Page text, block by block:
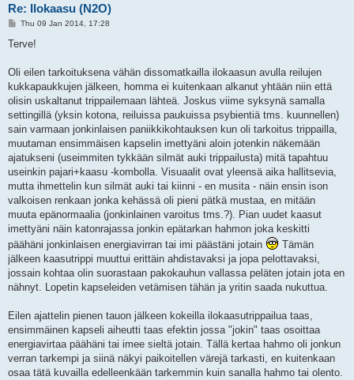
Re: Ilokaasu (N2O)
P
s
Thu 09 Jan 2014, 17:28
Terve!
Oli eilen tarkoituksena vähän dissomatkailla ilokaasun avulla reilujen
kukkapaukkujen jälkeen, homma ei kuitenkaan alkanut yhtään niin että
olisin uskaltanut trippailemaan lähteä. Joskus viime syksynä samalla
settingillä (yksin kotona, reiluissa paukuissa psybientiä tms. kuunnellen)
sain varmaan jonkinlaisen paniikkikohtauksen kun oli tarkoitus trippailla,
muutaman ensimmäisen kapselin imettyäni aloin jotenkin näkemään
ajatukseni (useimmiten tykkään silmät auki trippailusta) mitä tapahtuu
useinkin pajari+kaasu -kombolla. Visuaalit ovat yleensä aika hallitsevia,
mutta ihmettelin kun silmät auki tai kiinni - en musita - näin ensin ison
valkoisen renkaan jonka kehässä oli pieni pätkä mustaa, en mitään
muuta epänormaalia (jonkinlainen varoitus tms.?). Pian uudet kaasut
imettyäni näin katonrajassa jonkin epätarkan hahmon joka keskitti
päähäni jonkinlaisen energiavirran tai imi päästäni jotain
Tämän
jälkeen kaasutrippi muuttui erittäin ahdistavaksi ja jopa pelottavaksi,
jossain kohtaa olin suorastaan pakokauhun vallassa peläten jotain jota en
nähnyt. Lopetin kapseleiden vetämisen tähän ja yritin saada nukuttua.
Eilen ajattelin pienen tauon jälkeen kokeilla ilokaasutrippailua taas,
ensimmäinen kapseli aiheutti taas efektin jossa "jokin" taas osoittaa
energiavirtaa päähäni tai imee sieltä jotain. Tällä kertaa hahmo oli jonkun
verran tarkempi ja siinä näkyi paikoitellen värejä tarkasti, en kuitenkaan
osaa tätä kuvailla edelleenkään tarkemmin kuin sanalla hahmo tai olento.